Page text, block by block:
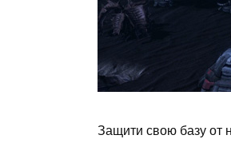
Защити свою базу от